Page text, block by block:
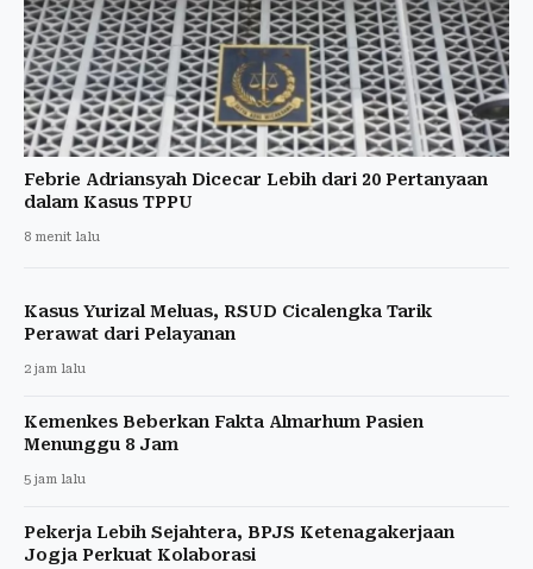
Febrie Adriansyah Dicecar Lebih dari 20 Pertanyaan
dalam Kasus TPPU
8 menit lalu
Kasus Yurizal Meluas, RSUD Cicalengka Tarik
Perawat dari Pelayanan
2 jam lalu
Kemenkes Beberkan Fakta Almarhum Pasien
Menunggu 8 Jam
5 jam lalu
Pekerja Lebih Sejahtera, BPJS Ketenagakerjaan
Jogja Perkuat Kolaborasi